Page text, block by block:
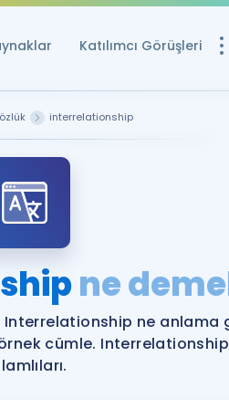
Katılımcı Görüşleri
Ücretsiz
YDS ve YÖKDİL
YDS ve YÖKDİL
YDS ve YÖKDİL'e
interrelationship
ne
ne anlama
cümle.